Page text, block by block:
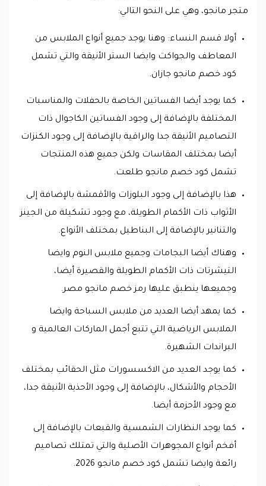
متجر مانجو، وهي على النحو التالي:
أولا قسم النساء: وهنا يوجد جميع أنواع الملابس من
المعاطف والجواكت وايضا الستر الأنيقة والتي تشمل
كود خصم مانجو جازان.
كما يوجد أيضا الفساتين الخاصة بالحفلات والمناسبات
المختلفة بالإضافة إلى وجود الفساتين الكاجوال ذات
التصاميم الأنيقة جدا والراقية بالإضافة إلى وجود الكنزات
أيضا بمختلف المقاسات ولكن جميع هذه المنتجات
تشمل كود خصم مانجو طلعت.
هذا بالإضافة إلى وجود البلوزات والأقمشة بالإضافة إلى
الأثواب ذات الأكمام الطويلة، مع وجود تشكيلة من الجينز
والتنانير بالإضافة إلى البناطيل بمختلف الأنواع.
وهناك أيضا البجامات وجميع ملابس النوم وايضا
التيشرتات ذات الأكمام الطويلة والقصيرة أيضا،
وجميعها ينطبق عليها رمز خصم مانجو مصر.
كما يمهد أيضا العديد من ملابس السباحة وايضا
الملابس الرياضية التي تتبع أجمل الماركات العالمية و
البراندات الشهيرة.
كما يوجد العديد من الاكسسورات مثل الحقائب بمختلف
الأحجام والأشكال، بالإضافة إلى وجود الأحذية الأنيقة جدا،
مع وجود الأحزمة أيضا.
كما يوجد النظارات الشمسية والقبعات بالإضافة إلى
أفخم أنواع المجوهرات الأصلية والتي تمتلك تصاميم
رائعة وايضا تشمل كود خصم مانجو 2026.